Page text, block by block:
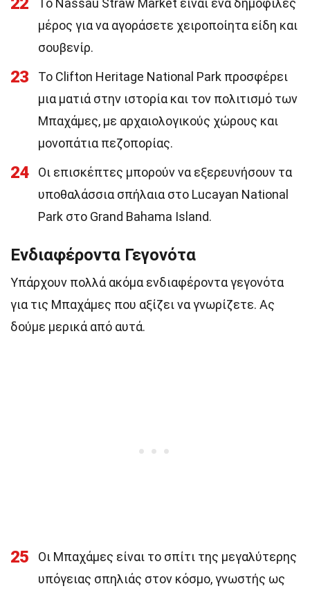
Το Nassau Straw Market είναι ένα δημοφιλές
μέρος για να αγοράσετε χειροποίητα είδη και
σουβενίρ.
23
Το Clifton Heritage National Park προσφέρει
μια ματιά στην ιστορία και τον πολιτισμό των
Μπαχάμες, με αρχαιολογικούς χώρους και
μονοπάτια πεζοπορίας.
24
Οι επισκέπτες μπορούν να εξερευνήσουν τα
υποθαλάσσια σπήλαια στο Lucayan National
Park στο Grand Bahama Island.
Ενδιαφέροντα Γεγονότα
Υπάρχουν πολλά ακόμα ενδιαφέροντα γεγονότα
για τις Μπαχάμες που αξίζει να γνωρίζετε. Ας
δούμε μερικά από αυτά.
25
Οι Μπαχάμες είναι το σπίτι της μεγαλύτερης
υπόγειας σπηλιάς στον κόσμο, γνωστής ως